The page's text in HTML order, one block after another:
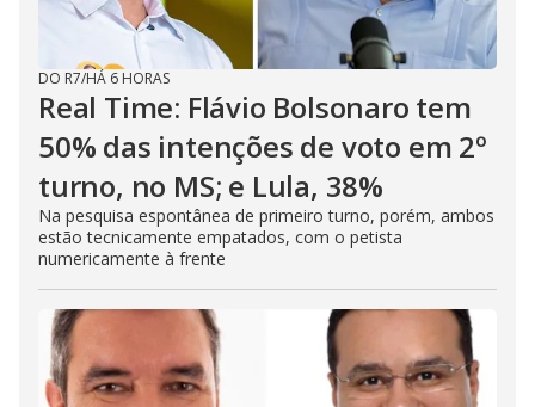
DO R7/HÁ 6 HORAS
Real Time: Flávio Bolsonaro tem
50% das intenções de voto em 2º
turno, no MS; e Lula, 38%
Na pesquisa espontânea de primeiro turno, porém, ambos
estão tecnicamente empatados, com o petista
numericamente à frente